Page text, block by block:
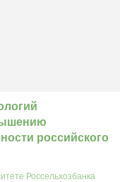
российского
Россельхозбанка